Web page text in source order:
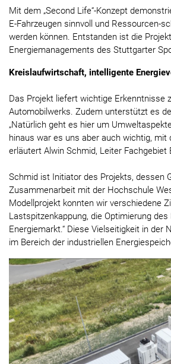
Mit dem „Second Life“-Konzept
E-Fahrzeugen sinnvoll und Ressourcen-
werden können. Entstanden ist die
Energiemanagements des Stuttgarter
Kreislaufwirtschaft, intelligente
Das Projekt liefert wichtige Erkenntnisse
Automobilwerks. Zudem unterstützt es
„Natürlich geht es hier um
hinaus war es uns aber auch wichtig, mit
erläutert Alwin Schmid, Leiter
Schmid ist Initiator des Projekts, dessen
Zusammenarbeit mit der Hochschule
Modellprojekt konnten wir verschiedene
Lastspitzenkappung, die Optimierung
Energiemarkt.“ Diese Vielseitigkeit in
im Bereich der industriellen